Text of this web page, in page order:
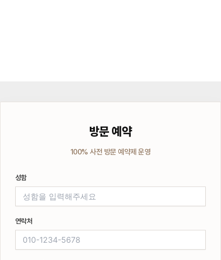
방문 예약
100% 사전 방문 예약제 운영
성함
연락처